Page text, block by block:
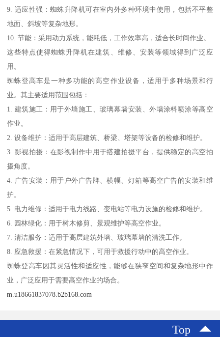
9. 适应性强：蜘蛛升降机可在室内外多种环境中使用，包括不平整
地面、斜坡等复杂地形。
10. 节能：采用动力系统，能耗低，工作效率高，适合长时间作业。
这些特点使得蜘蛛升降机在建筑、维修、安装等领域得到广泛应
用。
蜘蛛登高车是一种多功能的高空作业设备，适用于多种场景和行
业。其主要适用范围包括：
1. 建筑施工：用于外墙施工、玻璃幕墙安装、外墙涂料喷涂等高空
作业。
2. 设备维护：适用于高层建筑、桥梁、塔架等设备的检修和维护。
3. 影视拍摄：在影视制作中用于搭建拍摄平台，提供稳定的高空拍
摄角度。
4. 广告安装：用于户外广告牌、横幅、灯箱等高空广告的安装和维
护。
5. 电力维修：适用于电力线路、变电站等电力设施的检修和维护。
6. 园林绿化：用于树木修剪、景观维护等高空作业。
7. 清洁服务：适用于高层建筑外墙、玻璃幕墙的清洗工作。
8. 应急救援：在紧急情况下，可用于救援行动中的高空作业。
蜘蛛登高车因其灵活性和适应性，能够在狭窄空间和复杂地形中作
业，广泛应用于需要高空作业的场合。
m.u18661837078.b2b168.com
Top